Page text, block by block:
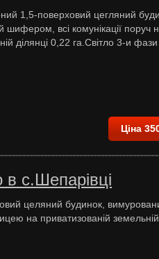
1,5-поверховий цегляний
шифером, всі комунікації поруч
ділянці 0,22 га.Світло 3-и фази
Ціна
с.Шепарівці
целяний будинок,
на приватизованій земельній